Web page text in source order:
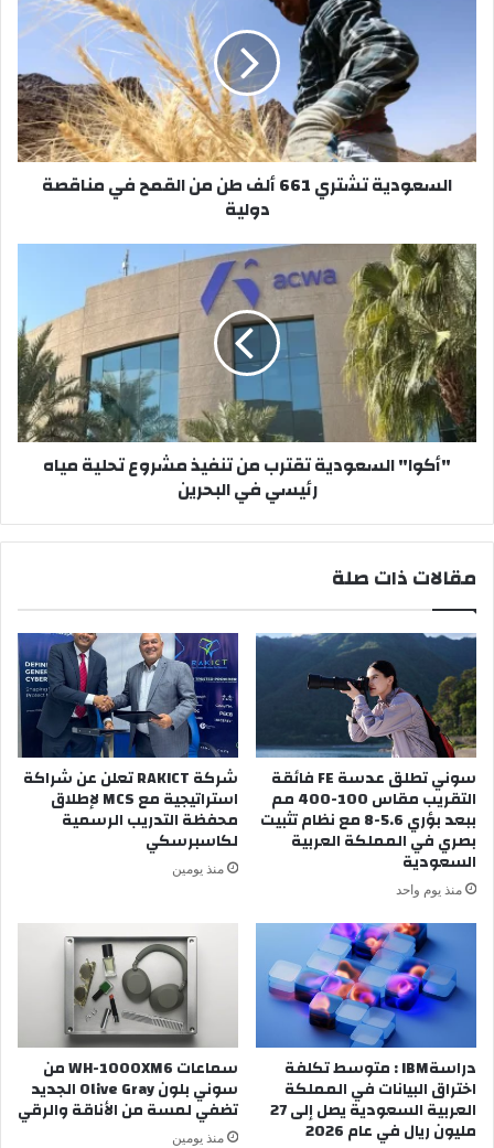
في
مناقصة
دولية
السعودية تشتري 661 ألف طن من القمح في مناقصة
دولية
"أكوا"
السعودية
تقترب
من
تنفيذ
مشروع
تحلية
مياه
رئيسي
"أكوا" السعودية تقترب من تنفيذ مشروع تحلية مياه
رئيسي في البحرين
مقالات ذات صلة
سوني تطلق عدسة FE فائقة
التقريب مقاس 100-400 مم
ببعد بؤري 5.6-8 مع نظام تثبيت
بصري في المملكة العربية
السعودية
منذ يوم واحد
شركة RAKICT تعلن عن شراكة
استراتيجية مع MCS لإطلاق
محفظة التدريب الرسمية
لكاسبرسكي
منذ يومين
دراسةIBM : متوسط تكلفة
اختراق البيانات في المملكة
العربية السعودية يصل إلى 27
مليون ريال في عام 2026
سماعات WH-1000XM6 من
سوني بلون Olive Gray الجديد
تضفي لمسة من الأناقة والرقي
منذ يومين